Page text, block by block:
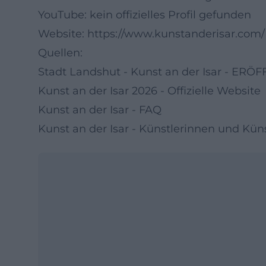
YouTube: kein offizielles Profil gefunden
Website: https://www.kunstanderisar.com/
Quellen:
Stadt Landshut - Kunst an der Isar -
Kunst an der Isar 2026 - Offizielle Website
Kunst an der Isar - FAQ
Kunst an der Isar - Künstlerinnen und